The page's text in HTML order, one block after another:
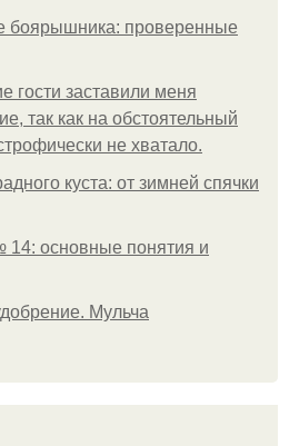
боярышника: проверенные
гости заставили меня
так как на обстоятельный
не хватало.
куста: от зимней спячки
основные понятия и
Мульча